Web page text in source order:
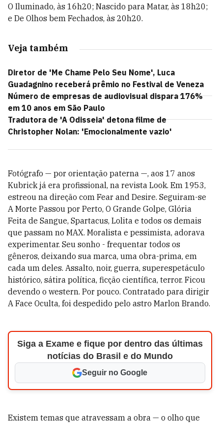
O Iluminado, às 16h20; Nascido para Matar, às 18h20;
e De Olhos bem Fechados, às 20h20.
Veja também
Diretor de 'Me Chame Pelo Seu Nome', Luca
Guadagnino receberá prêmio no Festival de Veneza
Número de empresas de audiovisual dispara 176%
em 10 anos em São Paulo
Tradutora de 'A Odisseia' detona filme de
Christopher Nolan: 'Emocionalmente vazio'
Fotógrafo — por orientação paterna —, aos 17 anos
Kubrick já era profissional, na revista Look. Em 1953,
estreou na direção com Fear and Desire. Seguiram-se
A Morte Passou por Perto, O Grande Golpe, Glória
Feita de Sangue, Spartacus, Lolita e todos os demais
que passam no MAX. Moralista e pessimista, adorava
experimentar. Seu sonho - frequentar todos os
gêneros, deixando sua marca, uma obra-prima, em
cada um deles. Assalto, noir, guerra, superespetáculo
histórico, sátira política, ficção científica, terror. Ficou
devendo o western. Por pouco. Contratado para dirigir
A Face Oculta, foi despedido pelo astro Marlon Brando.
Siga a Exame e fique por dentro das últimas
notícias do Brasil e do Mundo
Seguir no Google
Existem temas que atravessam a obra — o olho que